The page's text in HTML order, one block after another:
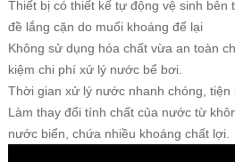
Thiết bị có thiết kế tự động vệ sinh bên
đề lắng cặn do muối khoáng để lại
Không sử dụng hóa chất vừa an toàn
kiệm chi phí xử lý nước bể bơi.
Thời gian xử lý nước nhanh chóng, tiện
Làm thay đổi tính chất của nước từ
nước biển, chứa nhiều khoáng chất lợi.